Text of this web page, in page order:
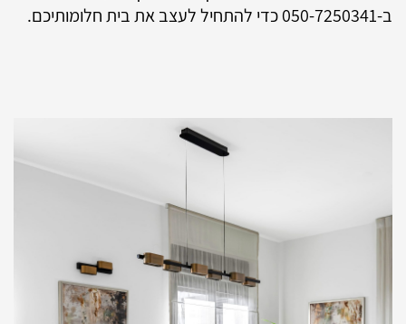
ב-050-7250341 כדי להתחיל לעצב את בית חלומותיכם.